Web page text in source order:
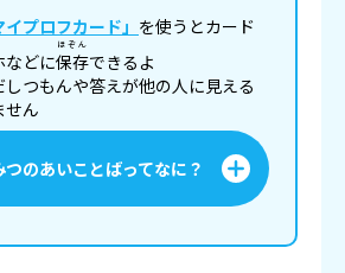
イプロフカード」 を使うとカード
などに保存
ほぞん
できるよ
つもんや答えが他の人に見える
せん
つのあいことばってなに？